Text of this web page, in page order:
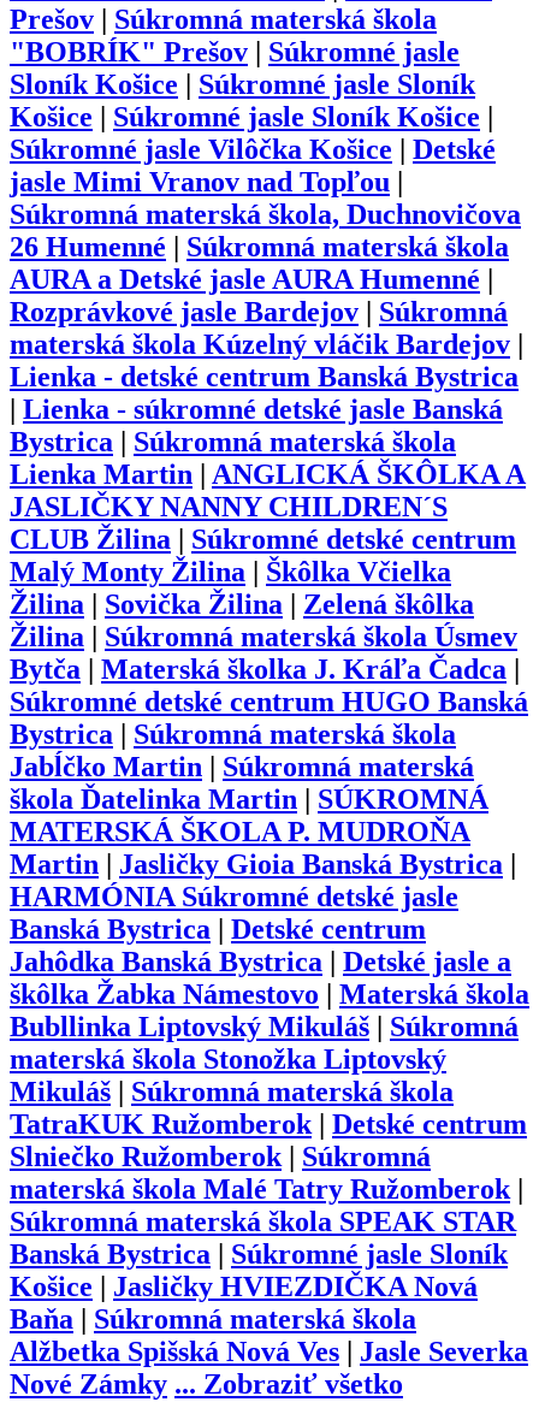
Prešov
Súkromná materská škola
"BOBRÍK" Prešov
Súkromné jasle
Sloník Košice
Súkromné jasle Sloník
Košice
Súkromné jasle Sloník Košice
Súkromné jasle Vilôčka Košice
Detské
jasle Mimi Vranov nad Topľou
Súkromná materská škola, Duchnovičova
26 Humenné
Súkromná materská škola
AURA a Detské jasle AURA Humenné
Rozprávkové jasle Bardejov
Súkromná
materská škola Kúzelný vláčik Bardejov
Lienka - detské centrum Banská Bystrica
Lienka - súkromné detské jasle Banská
Bystrica
Súkromná materská škola
Lienka Martin
ANGLICKÁ ŠKÔLKA A
JASLIČKY NANNY CHILDREN´S
CLUB Žilina
Súkromné detské centrum
Malý Monty Žilina
Škôlka Včielka
Žilina
Sovička Žilina
Zelená škôlka
Žilina
Súkromná materská škola Úsmev
Bytča
Materská školka J. Kráľa Čadca
Súkromné detské centrum HUGO Banská
Bystrica
Súkromná materská škola
Jabĺčko Martin
Súkromná materská
škola Ďatelinka Martin
SÚKROMNÁ
MATERSKÁ ŠKOLA P. MUDROŇA
Martin
Jasličky Gioia Banská Bystrica
HARMÓNIA Súkromné detské jasle
Banská Bystrica
Detské centrum
Jahôdka Banská Bystrica
Detské jasle a
škôlka Žabka Námestovo
Materská škola
Bubllinka Liptovský Mikuláš
Súkromná
materská škola Stonožka Liptovský
Mikuláš
Súkromná materská škola
TatraKUK Ružomberok| Detské centrum
Slniečko Ružomberok| Súkromná
materská škola Malé Tatry Ružomberok|
Súkromná materská škola SPEAK STAR
Banská Bystrica
Súkromné jasle Sloník
Košice
Jasličky HVIEZDIČKA Nová
Baňa
Súkromná materská škola
Alžbetka Spišská Nová Ves
Jasle Severka
Nové Zámky ... Zobraziť všetko